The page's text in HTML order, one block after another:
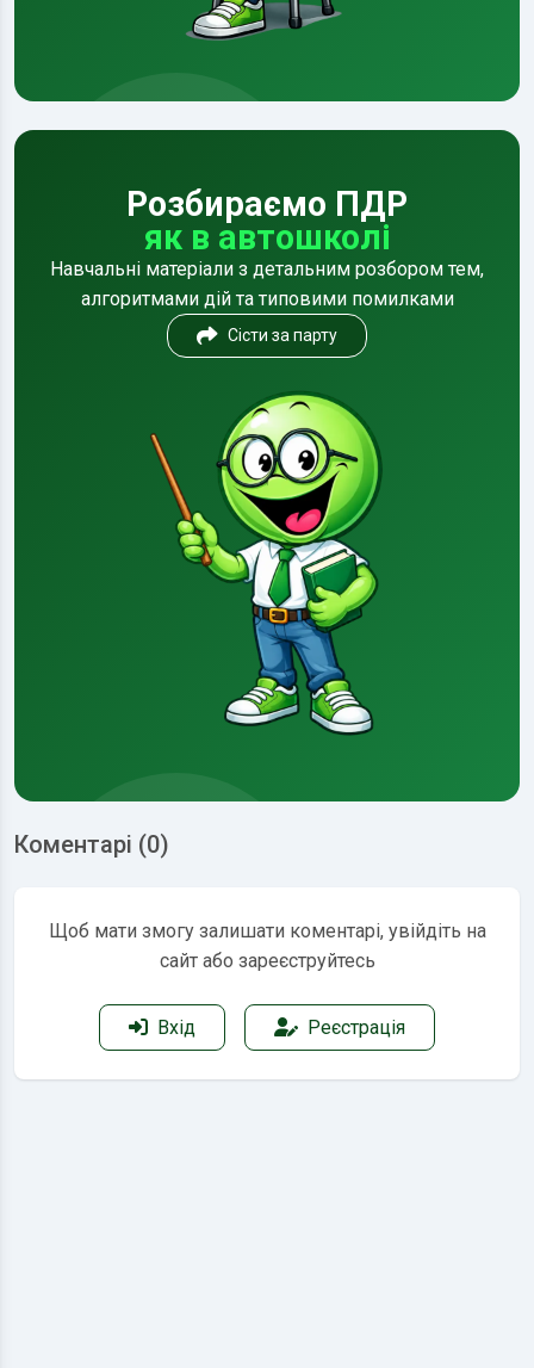
Розбираємо ПДР
як в автошколі
Навчальні матеріали з детальним розбором тем,
алгоритмами дій та типовими помилками
Сісти за парту
Коментарі (0)
Щоб мати змогу залишати коментарі, увійдіть на
сайт або зареєструйтесь
Вхід Реєстрація